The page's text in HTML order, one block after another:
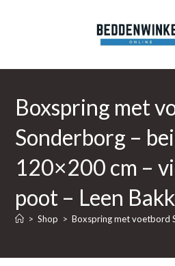
Boxspring met
Sonderborg –
120×200 cm –
poot – Leen
> Shop > Boxspring met voetbord